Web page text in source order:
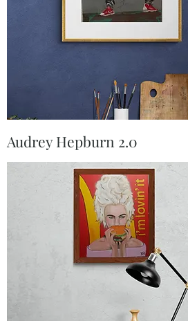
Aperçu rapide
Audrey Hepburn 2.0